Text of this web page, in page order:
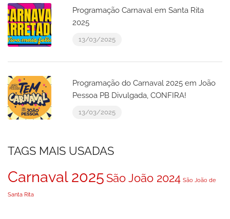
Programação Carnaval em Santa Rita
2025
13/03/2025
Programação do Carnaval 2025 em João
Pessoa PB Divulgada, CONFIRA!
13/03/2025
TAGS MAIS USADAS
Carnaval 2025São João 2024 São João de
Santa Rita